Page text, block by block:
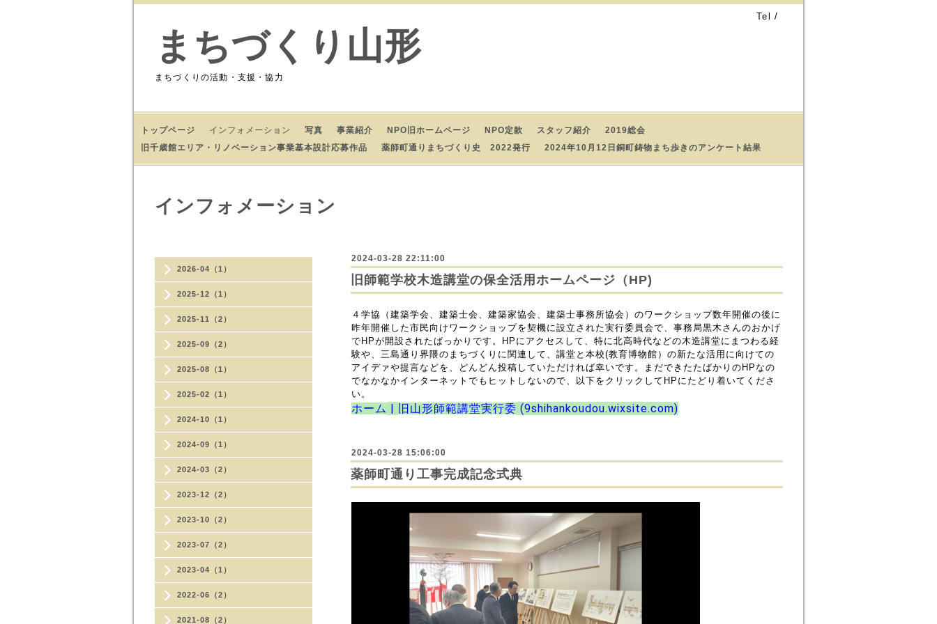
Tel /
まちづくり山形
まちづくりの活動・支援・協力
トップページ インフォメーション 写真 事業紹介 NPO旧ホームページ NPO定款 スタッフ紹介
2019総会
旧千歳館エリア・リノベーション事業基本設計応募作品
薬師町通りまちづくり史 2022発行 2024年10月12日銅町鋳物まち歩きのアンケート結果
2026-04（1）
2025-12（1）
2025-11（2）
2025-09（2）
2025-08（1）
2025-02（1）
2024-10（1）
2024-09（1）
2024-03（2）
2023-12（2）
2023-10（2）
2023-07（2）
2023-04（1）
2022-06（2）
2021-08（2）
インフォメーション
2024-03-28 22:11:00
旧師範学校木造講堂の保全活用ホームページ（HP)
４学協（建築学会、建築士会、建築家協会、建築士事務所協会）のワークショップ数年開催の後に
昨年開催した市民向けワークショップを契機に設立された実行委員会で、事務局黒木さんのおかげ
でHPが開設されたばっかりです。HPにアクセスして、特に北高時代などの木造講堂にまつわる経
験や、三島通り界隈のまちづくりに関連して、講堂と本校(教育博物館）の新たな活用に向けての
アイデァや提言などを、どんどん投稿していただければ幸いです。まだできたたばかりのHPなの
でなかなかインターネットでもヒットしないので、以下をクリックしてHPにたどり着いてくださ
い。
ホーム | 旧山形師範講堂実行委 (9shihankoudou.wixsite.com)
2024-03-28 15:06:00
薬師町通り工事完成記念式典